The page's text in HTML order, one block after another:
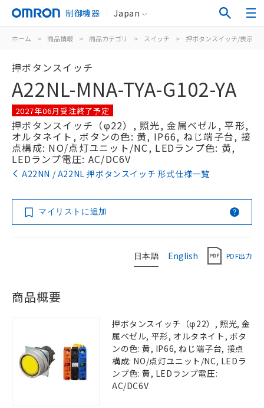
制御機器 Japan
ホーム > 商品情報 > 商品カテゴリ > スイッチ > 押ボタンスイッチ/表示灯
押ボタンスイッチ
A22NL-MNA-TYA-G102-YA
2027年06月受注終了予定
押ボタンスイッチ（φ22）, 照光, 金属ベゼル, 平形,
オルタネイト, ボタンの色: 黄, IP66, ねじ端子台, 接
点構成: NO/点灯ユニット/NC, LEDランプ色: 黄,
LEDランプ電圧: AC/DC6V
A22NN / A22NL 押ボタンスイッチ 形式仕様一覧
マイリストに追加
日本語 English PDF出力
商品概要
押ボタンスイッチ（φ22）, 照光, 金
属ベゼル, 平形, オルタネイト, ボタ
ンの色: 黄, IP66, ねじ端子台, 接点
構成: NO/点灯ユニット/NC, LEDラ
ンプ色: 黄, LEDランプ電圧:
AC/DC6V